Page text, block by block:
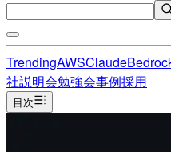
TrendingAWSClaude
社説明会勉強会事例採用
目次